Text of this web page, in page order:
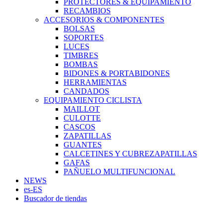
PROTECTORES & EQUIPAMIENTO
RECAMBIOS
ACCESORIOS & COMPONENTES
BOLSAS
SOPORTES
LUCES
TIMBRES
BOMBAS
BIDONES & PORTABIDONES
HERRAMIENTAS
CANDADOS
EQUIPAMIENTO CICLISTA
MAILLOT
CULOTTE
CASCOS
ZAPATILLAS
GUANTES
CALCETINES Y CUBREZAPATILLAS
GAFAS
PAÑUELO MULTIFUNCIONAL
NEWS
es-ES
Buscador de tiendas